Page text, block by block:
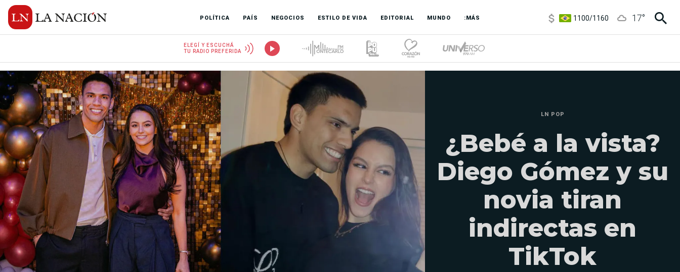
POLÍTICA PAÍS NEGOCIOS ESTILO DE VIDA EDITORIAL MUNDO :MÁS
3,8/4
17°
ELEGÍ Y ESCUCHÁ
TU RADIO PREFERIDA
LN POP
¿Bebé a la vista?
Diego Gómez y su
novia tiran
indirectas en
TikTok